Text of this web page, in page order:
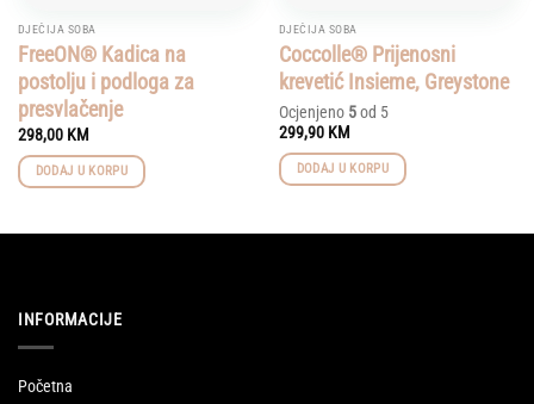
DJEČIJA SOBA
FreeON® Kadica na
postolju i podloga za
presvlačenje
298,00 KM
DODAJ U KORPU
DJEČIJA SOBA
Coccolle® Prijenosni
krevetić Insieme, Greystone
Ocjenjeno 5od 5
299,90 KM
DODAJ U KORPU
INFORMACIJE
Početna